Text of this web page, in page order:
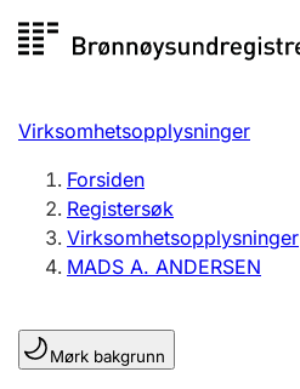
til
Registersøk
Aksjeselskap
Enkeltpersonforetak
Registrere, endre, slette
Lag og forening
Virksomhetsopplysninger
Forsiden
Registersøk
Virksomhetsopplysninger
MADS A. ANDERSEN
Mørk bakgrunn